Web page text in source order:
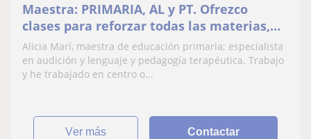
Maestra: PRIMARIA, AL y PT. Ofrezco
clases para reforzar todas las materias,
en especial, lenguaje y comunicación
Alicia Marí, maestra de educación primaria; especialista
en audición y lenguaje y pedagogía terapéutica. Trabajo
y he trabajado en centro o...
ver más Contactar